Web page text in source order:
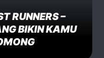
RUNNERS –
BIKIN KAMU